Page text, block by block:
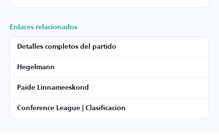
Enlaces relacionados
Detalles completos del partido
Hegelmann
Paide Linnameeskond
Conference League | Clasificación